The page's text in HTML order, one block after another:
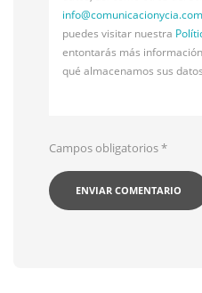
info@comunicacionycia.com
puedes visitar nuestra
entontarás más
qué almacenamos sus
Campos obligatorios*